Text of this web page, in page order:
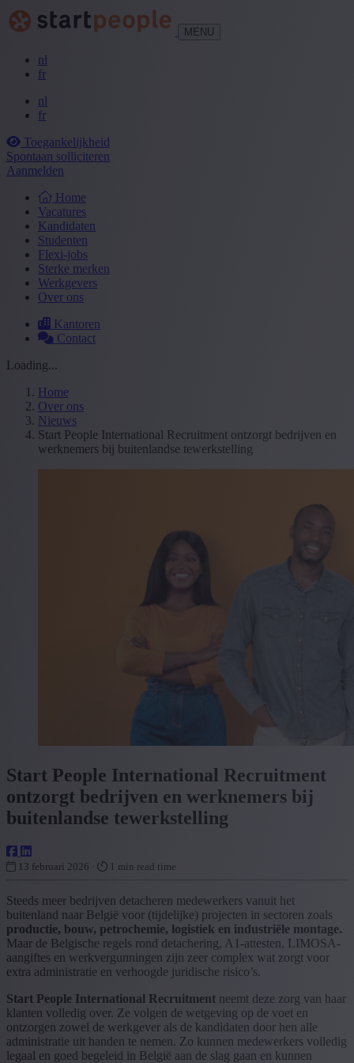
MENU
nl
fr
nl
fr
Toegankelijkheid
Spontaan solliciteren
Aanmelden
Home
Vacatures
Kandidaten
Studenten
Flexi-jobs
Sterke merken
Werkgevers
Over ons
Kantoren
Contact
Loading...
Home
Over ons
Nieuws
Start People International Recruitment ontzorgt bedrijven en
werknemers bij buitenlandse tewerkstelling
Start People International Recruitment
ontzorgt bedrijven en werknemers bij
buitenlandse tewerkstelling
13 februari 2026 · 1 min read time
Steeds meer bedrijven detacheren medewerkers vanuit het
buitenland naar België voor (tijdelijke) projecten in sectoren zoals
productie, bouw, petrochemie, logistiek en industriële montage.
Maar de Belgische regels rond detachering, A1-attesten, LIMOSA-
aangiftes en werkvergunningen zijn zeer complex wat zorgt voor
extra administratie en verhoogde juridische risico’s.
Start People International Recruitment neemt deze zorg van haar
klanten volledig over. Ze volgen de wetgeving op de voet en
ontzorgen zowel de werkgever als de kandidaten door hen alle
administratie uit handen te nemen. Zo kunnen medewerkers volledig
legaal en goed begeleid in België aan de slag gaan en kunnen